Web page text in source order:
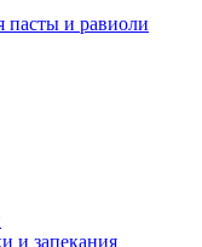
и равиоли
и запекания